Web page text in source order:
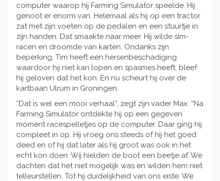
computer waarop hij Farming Simulator speelde. Hij
genoot er enorm van. Helemaal als hij op een tractor
zat met zijn voeten op de pedalen en een stuurtje in
zijn handen. Dat smaakte naar meer. Hij wilde sim-
racen en droomde van karten. Ondanks zijn
beperking, Tim heeft een hersenbeschadiging
waardoor hij niet kan lopen en spasmes heeft, bleef
hij geloven dat het kon. En nu scheurt hij over de
kartbaan Ulrum in Groningen.
“Dat is wel een mooi verhaal”, zegt zijn vader Max. “Na
Farming Simulator ontdekte hij op een gegeven
moment racespelletjes op de computer. Daar ging hij
compleet in op. Hij vroeg ons steeds of hij het goed
deed en of hij dat later als hij groot was ook in het
echt kon doen. Wij hielden de boot een beetje af. We
dachten dat het niet mogelijk was en wilden hem niet
telleurstellen. Tot hij duidelijkheid van ons eiste. We